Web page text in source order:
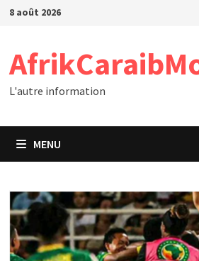
Passer
8 août 2026
L'autre information
MENU